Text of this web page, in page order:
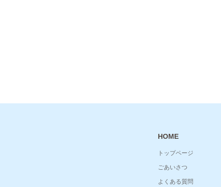
HOME
トップページ
ごあいさつ
よくある質問